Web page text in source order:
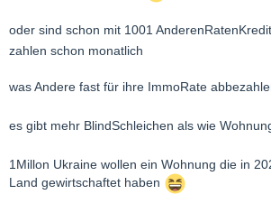
oder sind schon mit 1001
zahlen schon monatlich
was Andere fast für ihre ImmoRate
es gibt mehr BlindSchleichen als wie
1Millon Ukraine wollen ein Wohnung die in
Land gewirtschaftet haben